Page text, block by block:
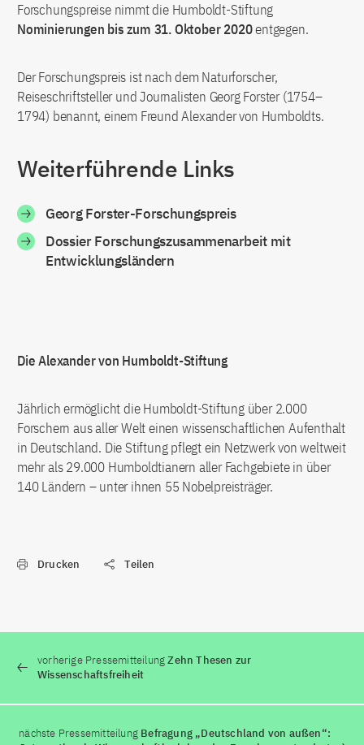
Forschungspreise nimmt die Humboldt-Stiftung
Nominierungen bis zum 31. Oktober 2020entgegen.
Der Forschungspreis ist nach dem Naturforscher,
Reiseschriftsteller und Journalisten Georg Forster (1754–
1794) benannt, einem Freund Alexander von Humboldts.
Weiterführende Links
Georg Forster-Forschungspreis
Dossier Forschungszusammenarbeit mit
Entwicklungsländern
Die Alexander von Humboldt-Stiftung
Jährlich ermöglicht die Humboldt-Stiftung über 2.000
Forschern aus aller Welt einen wissenschaftlichen Aufenthalt
in Deutschland. Die Stiftung pflegt ein Netzwerk von weltweit
mehr als 29.000 Humboldtianern aller Fachgebiete in über
140 Ländern – unter ihnen 55 Nobelpreisträger.
Drucken Teilen
vorherige PressemitteilungZehn Thesen zur
Wissenschaftsfreiheit
nächste Pressemitteilung Befragung „Deutschland von außen“: